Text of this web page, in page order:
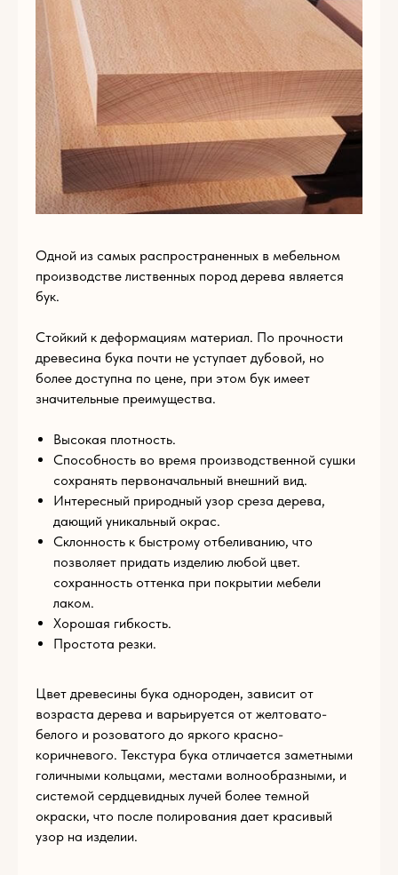
Одной из самых распространенных в мебельном
производстве лиственных пород дерева является
бук.
Стойкий к деформациям материал. По прочности
древесина бука почти не уступает дубовой, но
более доступна по цене, при этом бук имеет
значительные преимущества.
Высокая плотность.
Способность во время производственной сушки
сохранять первоначальный внешний вид.
Интересный природный узор среза дерева,
дающий уникальный окрас.
Склонность к быстрому отбеливанию, что
позволяет придать изделию любой цвет.
сохранность оттенка при покрытии мебели
лаком.
Хорошая гибкость.
Простота резки.
Цвет древесины бука однороден, зависит от
возраста дерева и варьируется от желтовато-
белого и розоватого до яркого красно-
коричневого. Текстура бука отличается заметными
голичными кольцами, местами волнообразными, и
системой сердцевидных лучей более темной
окраски, что после полирования дает красивый
узор на изделии.
Пишите нампо
любым
вопросам
E-mail
+93